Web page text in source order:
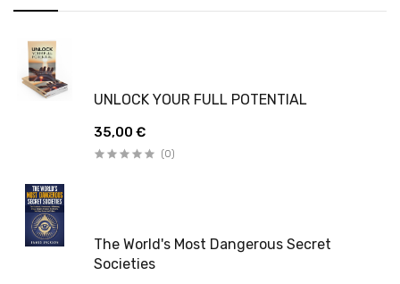
UNLOCK YOUR FULL POTENTIAL
35,00 €
(0)
The World's Most Dangerous Secret
Societies